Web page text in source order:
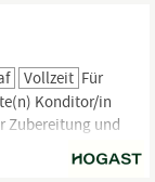
Vollzeit Für
Konditor/in
Zubereitung und
eine
in einem